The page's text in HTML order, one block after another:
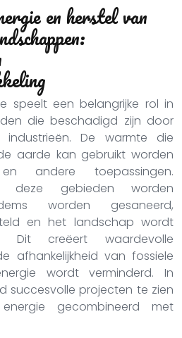
en herstel van
speelt een belangrijke rol in
die beschadigd zijn door
De warmte die
aarde kan gebruikt worden
andere toepassingen.
deze gebieden worden
worden gesaneerd,
en het landschap wordt
Dit creëert waardevolle
afhankelijkheid van fossiele
wordt verminderd. In
succesvolle projecten te zien
gecombineerd met